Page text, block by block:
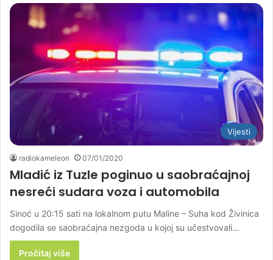
Vijesti
radiokameleon 07/01/2020
Mladić iz Tuzle poginuo u saobraćajnoj
nesreći sudara voza i automobila
Sinoć u 20:15 sati na lokalnom putu Maline – Suha kod Živinica
dogodila se saobraćajna nezgoda u kojoj su učestvovali…
Pročitaj više